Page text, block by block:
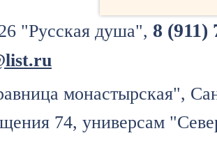
"Русская душа", 8 (911)
монастырская",
74, универсам